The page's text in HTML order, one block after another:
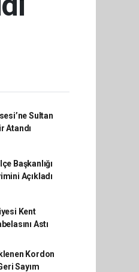
Sultan
Atandı
Başkanlığı
Açıkladı
Kent
Astı
Kordon
Sayım